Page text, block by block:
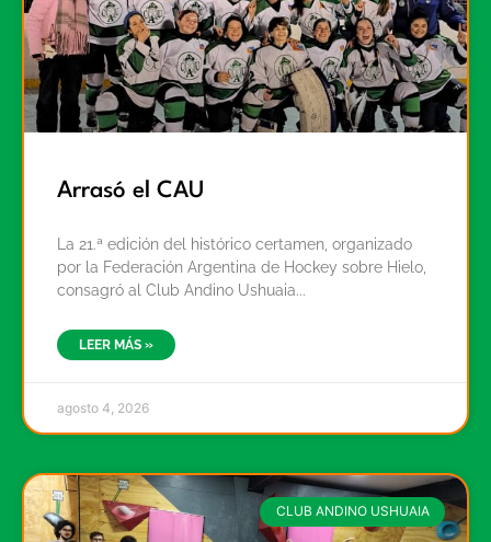
Arrasó el CAU
La 21.ª edición del histórico certamen, organizado
por la Federación Argentina de Hockey sobre Hielo,
consagró al Club Andino Ushuaia
LEER MÁS »
agosto 4, 2026
CLUB ANDINO USHUAIA